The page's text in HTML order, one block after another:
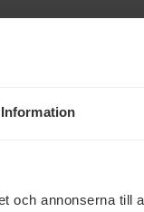
Information
och annonserna till